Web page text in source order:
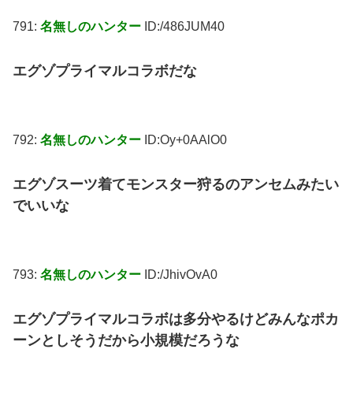
791: 名無しのハンター ID:/486JUM40
エグゾプライマルコラボだな
792: 名無しのハンター ID:Oy+0AAlO0
エグゾスーツ着てモンスター狩るのアンセムみたい
でいいな
793: 名無しのハンター ID:/JhivOvA0
エグゾプライマルコラボは多分やるけどみんなポカ
ーンとしそうだから小規模だろうな